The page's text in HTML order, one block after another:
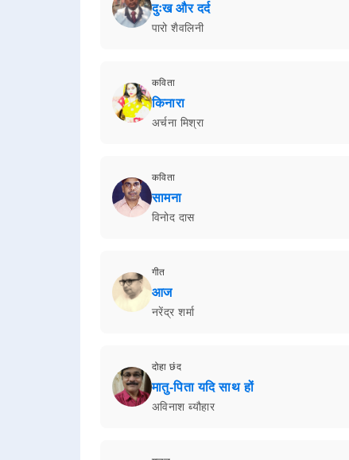
दुःख और दर्द
पारो शैवलिनी
कविता
किनारा
अर्चना मिश्रा
कविता
सामना
विनोद दास
गीत
आज
नरेंद्र शर्मा
दोहा छंद
मातु-पिता यदि साथ हों
अविनाश ब्यौहार